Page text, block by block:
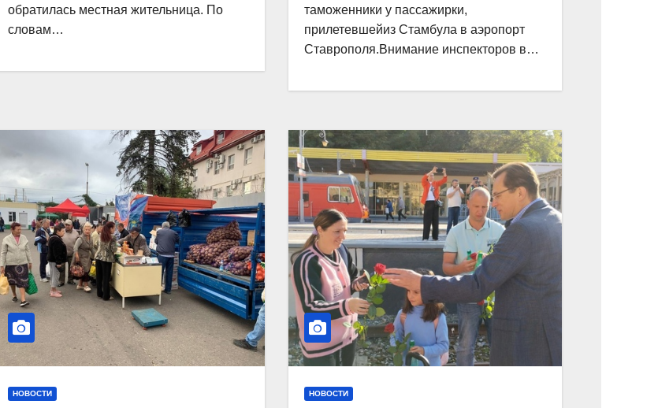
обратилась местная жительница. По
словам…
таможенники у пассажирки,
прилетевшейиз Стамбула в аэропорт
Ставрополя.Внимание инспекторов в…
НОВОСТИ НОВОСТИ